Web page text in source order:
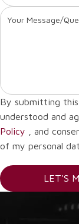
By submitting
understood and
Policy
, and
of my personal